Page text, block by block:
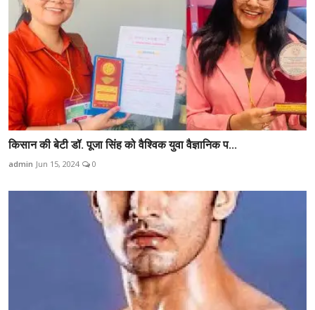
किसान की बेटी डॉ. पूजा सिंह को वैश्विक युवा वैज्ञानिक प...
admin Jun 15, 2024 0